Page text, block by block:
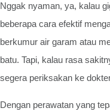
Nggak nyaman, ya, kalau
beberapa cara efektif
berkumur air garam atau
batu. Tapi, kalau rasa
segera periksakan ke
Dengan perawatan yang